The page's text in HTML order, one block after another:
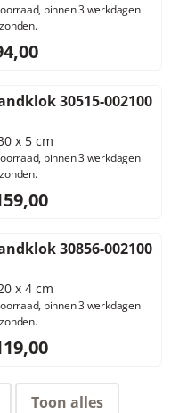
binnen 3 werkdagen
94,00, exclusief btw:
30515-002100
x 5 cm
binnen 3 werkdagen
159,00, exclusief btw:
30856-002100
x 4 cm
binnen 3 werkdagen
119,00, exclusief btw:
Toon alles